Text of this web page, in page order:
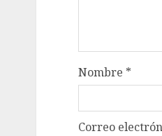
Nombre *
Correo